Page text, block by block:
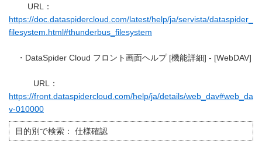
URL：
https://doc.dataspidercloud.com/latest/help/ja/servista/dataspider_
filesystem.html#thunderbus_filesystem
・DataSpider Cloud フロント画面ヘルプ [機能詳細] - [WebDAV]
URL：
https://front.dataspidercloud.com/help/ja/details/web_dav#web_da
v-010000
目的別で検索： 仕様確認